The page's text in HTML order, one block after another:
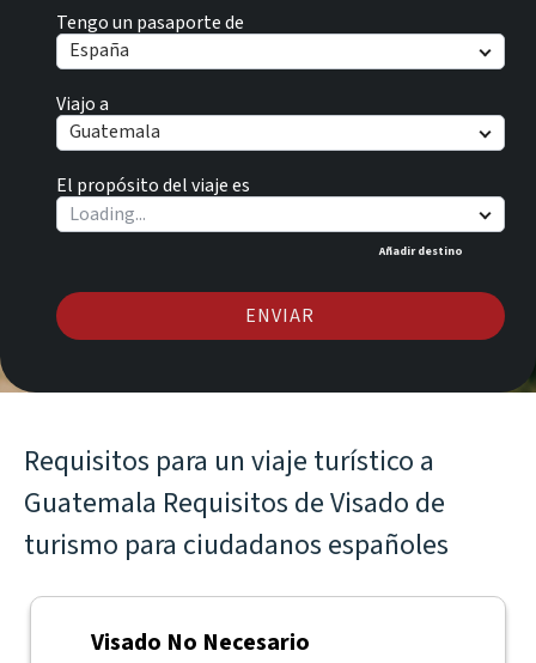
Tengo un pasaporte de
España
Viajo a
Guatemala
El propósito del viaje es
Añadir destino
ENVIAR
Requisitos para un viaje turístico a
Guatemala Requisitos de Visado de
turismo para ciudadanos españoles
Visado No Necesario